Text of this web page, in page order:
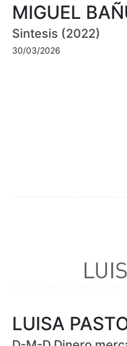
MIGUEL
Sintesis (2022)
30/03/2026
LUISA